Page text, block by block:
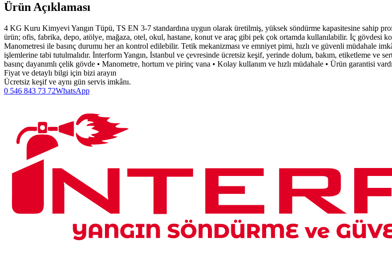
Ürün Açıklaması
4 KG Kuru Kimyevi Yangın Tüpü, TS EN 3-7 standardına uygun olarak üretilmiş, yüksek söndürme kapasitesine sahip
ürün; ofis, fabrika, depo, atölye, mağaza, otel, okul, hastane, konut ve araç gibi pek çok ortamda kullanılabilir. İç gövdesi
Manometresi ile basınç durumu her an kontrol edilebilir. Tetik mekanizması ve emniyet pimi, hızlı ve güvenli müdahale
işlemlerine tabi tutulmalıdır. İnterform Yangın, İstanbul ve çevresinde ücretsiz keşif, yerinde dolum, bakım, etiketleme ve
basınç dayanımlı çelik gövde • Manometre, hortum ve pirinç vana • Kolay kullanım ve hızlı müdahale • Ürün garantisi
Fiyat ve detaylı bilgi için bizi arayın
Ücretsiz keşif ve aynı gün servis imkânı.
0 546 843 73 72WhatsApp